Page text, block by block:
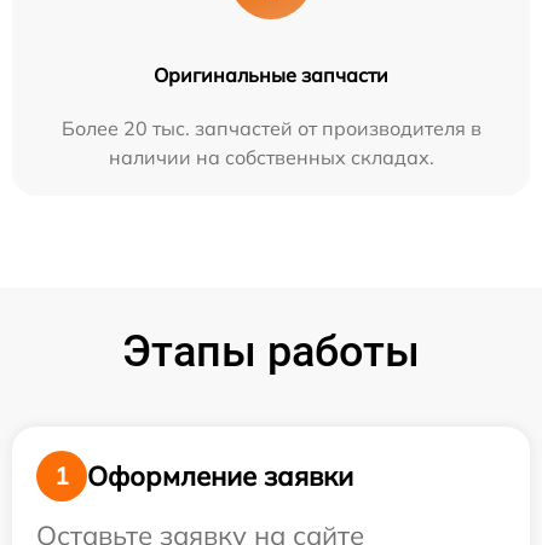
Оригинальные запчасти
Более 20 тыс. запчастей от производителя в
наличии на собственных складах.
Этапы работы
1
Оформление заявки
Оставьте заявку на сайте